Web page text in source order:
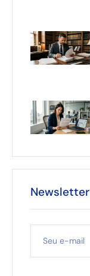
Newsletter